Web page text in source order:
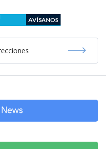
AVÍSANOS